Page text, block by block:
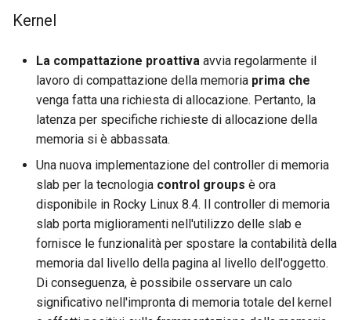
Kernel
La compattazione proattiva avvia regolarmente il
lavoro di compattazione della memoria prima che
venga fatta una richiesta di allocazione. Pertanto, la
latenza per specifiche richieste di allocazione della
memoria si è abbassata.
Una nuova implementazione del controller di memoria
slab per la tecnologia control groups è ora
disponibile in Rocky Linux 8.4. Il controller di memoria
slab porta miglioramenti nell'utilizzo delle slab e
fornisce le funzionalità per spostare la contabilità della
memoria dal livello della pagina al livello dell'oggetto.
Di conseguenza, è possibile osservare un calo
significativo nell'impronta di memoria totale del kernel